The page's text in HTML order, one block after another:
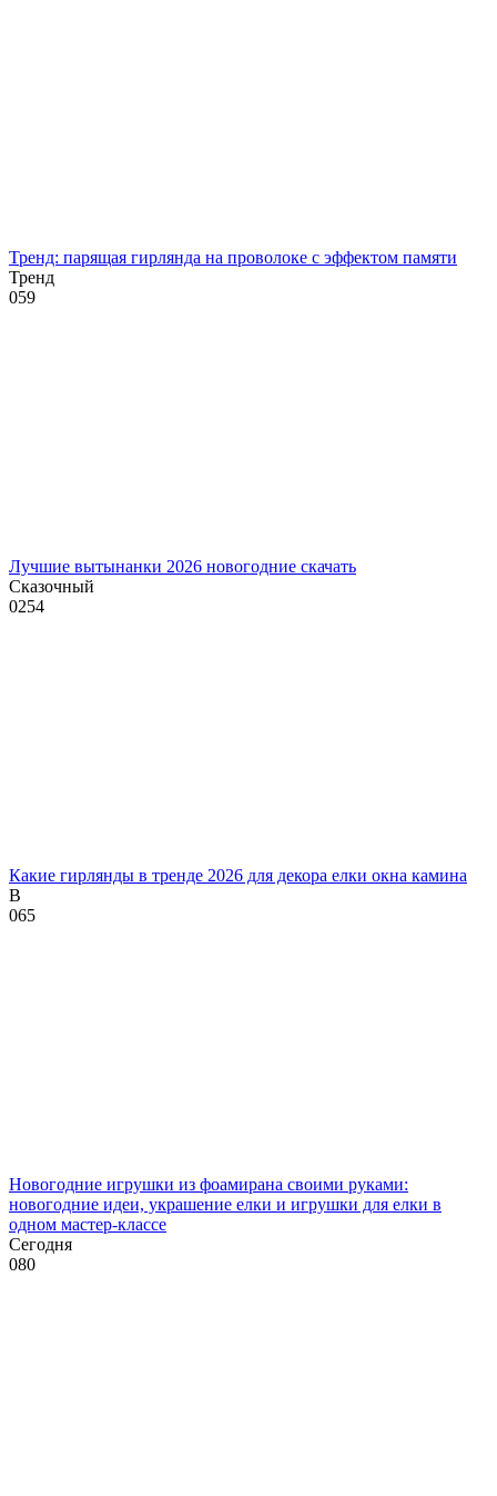
Тренд: парящая гирлянда на проволоке с эффектом памяти
Тренд
059
Лучшие вытынанки 2026 новогодние скачать
Сказочный
0254
Какие гирлянды в тренде 2026 для декора елки окна камина
В
065
Новогодние игрушки из фоамирана своими руками:
новогодние идеи, украшение елки и игрушки для елки в
одном мастер-классе
Сегодня
080